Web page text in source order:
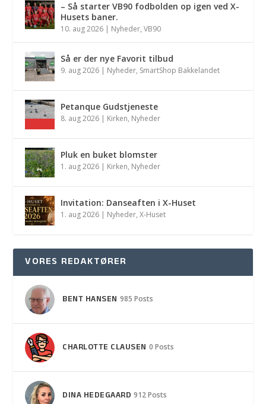
– Så starter VB90 fodbolden op igen ved X-
Husets baner.
10. aug 2026 | Nyheder,VB90
Så er der nye Favorit tilbud
9. aug 2026 | Nyheder, SmartShop Bakkelandet
Petanque Gudstjeneste
8. aug 2026 | Kirken, Nyheder
Pluk en buket blomster
1. aug 2026 | Kirken, Nyheder
Invitation: Danseaften i X-Huset
1. aug 2026 | Nyheder,X-Huset
VORES REDAKTØRER
BENT HANSEN 985 Posts
CHARLOTTE CLAUSEN 0 Posts
DINA HEDEGAARD 912 Posts